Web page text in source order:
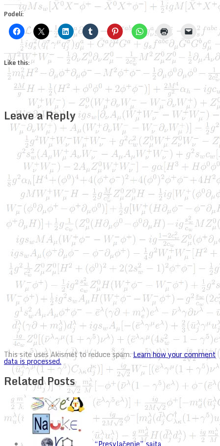
Podeli:
Like this:
Leave a Reply
This site uses Akismet to reduce spam.Learn how your comment
data is processed.
Related Posts